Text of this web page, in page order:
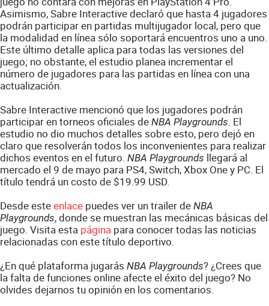
Asimismo, Sabre Interactive declaró que hasta 4 jugadores
podrán participar en partidas multijugador local, pero que
la modalidad en línea sólo soportará encuentros uno a uno.
Este último detalle aplica para todas las versiones del
juego; no obstante, el estudio planea incrementar el
número de jugadores para las partidas en línea con una
actualización.
Sabre Interactive mencionó que los jugadores podrán
participar en torneos oficiales de NBA Playgrounds. El
estudio no dio muchos detalles sobre esto, pero dejó en
claro que resolverán todos los inconvenientes para realizar
dichos eventos en el futuro. NBA Playgrounds llegará al
mercado el 9 de mayo para PS4, Switch, Xbox One y PC. El
título tendrá un costo de $19.99 USD.
Desde esteenlace puedes ver un trailer de NBA
Playgrounds, donde se muestran las mecánicas básicas del
juego. Visita esta página para conocer todas las noticias
relacionadas con este título deportivo.
¿En qué plataforma jugarás NBA Playgrounds? ¿Crees que
la falta de funciones online afecte el éxito del juego? No
olvides dejarnos tu opinión en los comentarios.